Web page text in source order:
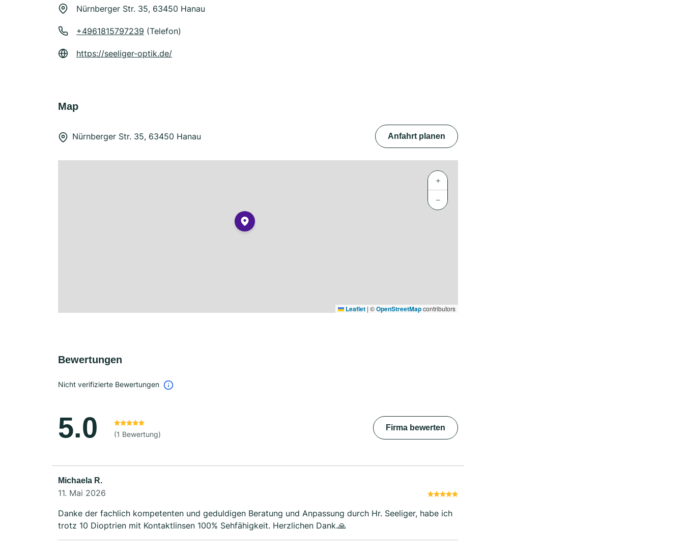
Nürnberger Str. 35, 63450 Hanau
+4961815797239 (Telefon)
https://seeliger-optik.de/
Map
Nürnberger Str. 35, 63450 Hanau Anfahrt planen
+
−
Leaflet | ©OpenStreetMapcontributors
Bewertungen
Nicht verifizierte Bewertungen
5.0 (1 Bewertung)
Firma bewerten
Michaela R.
11. Mai 2026
Danke der fachlich kompetenten und geduldigen Beratung und Anpassung durch Hr. Seeliger, habe ich
trotz 10 Dioptrien mit Kontaktlinsen 100% Sehfähigkeit. Herzlichen Dank.🙏